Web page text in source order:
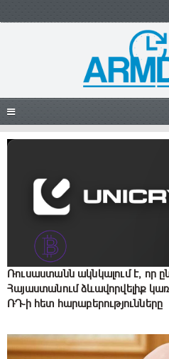
Ռուսաստանն ակնկալում է, որ
Հայաստանում ձևավորվելիք
ՌԴ-ի հետ հարաբերությունները